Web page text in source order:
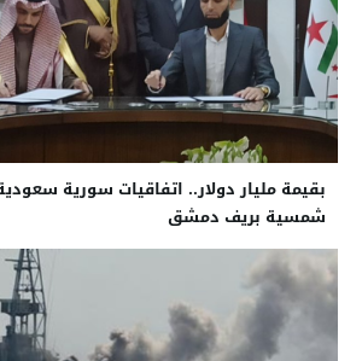
بقيمة مليار دولار.. اتفاقيات سورية
شمسية بريف دمشق